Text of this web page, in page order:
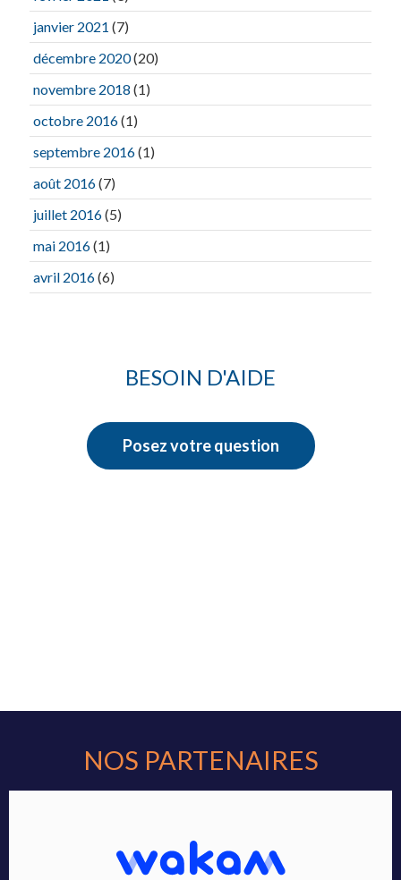
janvier 2021 (7)
décembre 2020(20)
novembre 2018 (1)
octobre 2016(1)
septembre 2016(1)
août 2016(7)
juillet 2016(5)
mai 2016(1)
avril 2016(6)
BESOIN D'AIDE
Posez votre question
NOS PARTENAIRES